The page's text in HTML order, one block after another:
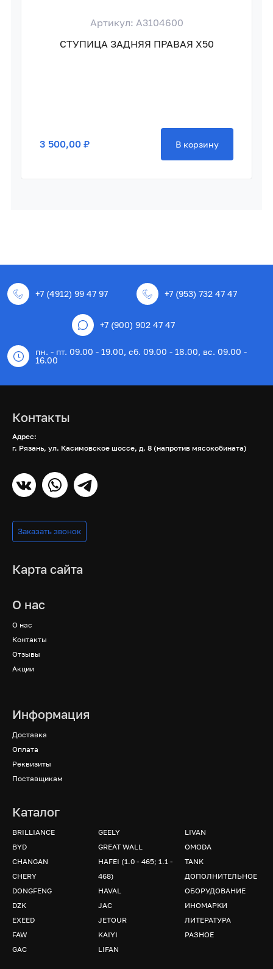
Артикул: A3104600
СТУПИЦА ЗАДНЯЯ ПРАВАЯ X50
3 500,00 ₽ В корзину
+7 (4912) 99 47 97 +7 (953) 732 47 47
+7 (900) 902 47 47
пн. - пт. 09.00 - 19.00, сб. 09.00 - 18.00, вс. 09.00 -
16.00
Контакты
Адрес:
г. Рязань, ул. Касимовское шоссе, д. 8 (напротив мясокобината)
Заказать звонок
Карта сайта
О нас
О нас
Контакты
Отзывы
Акции
Информация
Доставка
Оплата
Реквизиты
Поставщикам
Каталог
BRILLIANCE
BYD
CHANGAN
CHERY
DONGFENG
DZK
EXEED
FAW
GAC
GEELY
GREAT WALL
HAFEI (1.0 - 465; 1.1 -
468)
HAVAL
JAC
JETOUR
KAIYI
LIFAN
LIVAN
OMODA
TANK
ДОПОЛНИТЕЛЬНОЕ
ОБОРУДОВАНИЕ
ИНОМАРКИ
ЛИТЕРАТУРА
РАЗНОЕ